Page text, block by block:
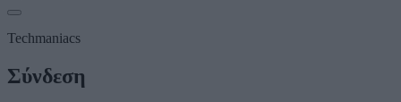
Techmaniacs
Σύνδεση